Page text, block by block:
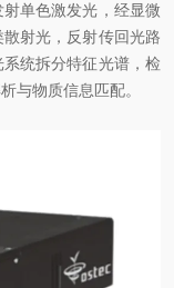
单色激发光，经显微
射光，反射传回光路
统拆分特征光谱，检
与物质信息匹配。